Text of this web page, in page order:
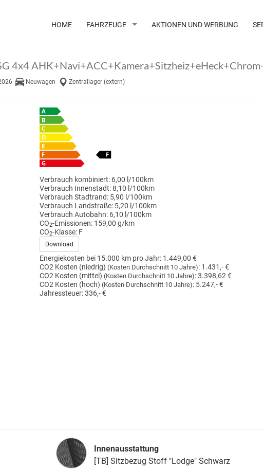
HOME FAHRZEUGE AKTIONEN UND WERBUNG
4x4
Neuwagen Zentrallager (extern)
Verbrauch kombiniert: 6,00 l/100km
Verbrauch Innenstadt:8,10 l/100km
Verbrauch Stadtrand: 5,90 l/100km
Verbrauch Landstraße: 5,20 l/100km
Verbrauch Autobahn: 6,10 l/100km
CO2-Emissionen: 159,00 g/km
CO2-Klasse: F
Download
Energiekosten bei 15.000 km pro Jahr: 1.449,00 €
CO2 Kosten (niedrig) (Kosten Durchschnitt 10 Jahre): 1.431,- €
CO2 Kosten (mittel) (Kosten Durchschnitt 10 Jahre):3.398,62 €
CO2 Kosten (hoch) (Kosten Durchschnitt 10 Jahre): 5.247,- €
Jahressteuer:336,- €
Innenausstattung
Innenausstattung
[TB] Sitzbezug Stoff "Lodge" Schwarz